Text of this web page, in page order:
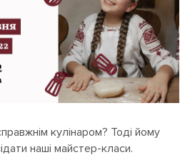
кулінаром? Тоді йому
наші майстер-класи.